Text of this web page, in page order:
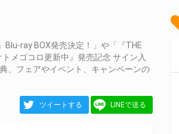
Blu-ray BOX発売決定！」や「『THE
トメゴコロ更新中』発売記念 サイン入
、フェアやイベント、キャンペーンの
ツイートする LINEで送る